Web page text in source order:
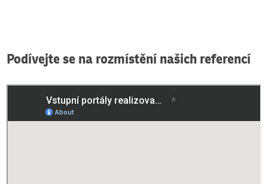
Podívejte se na rozmístění našich referencí